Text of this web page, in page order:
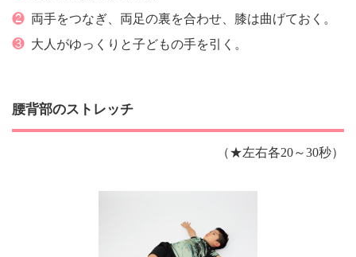
❷ 両手をつなぎ、両足の裏を合わせ、膝は曲げておく。
❸ 大人がゆっくりと子どもの手を引く。
腰背部のストレッチ
（★左右各20～30秒）